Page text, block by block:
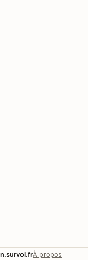
n.survol.frÀ propos